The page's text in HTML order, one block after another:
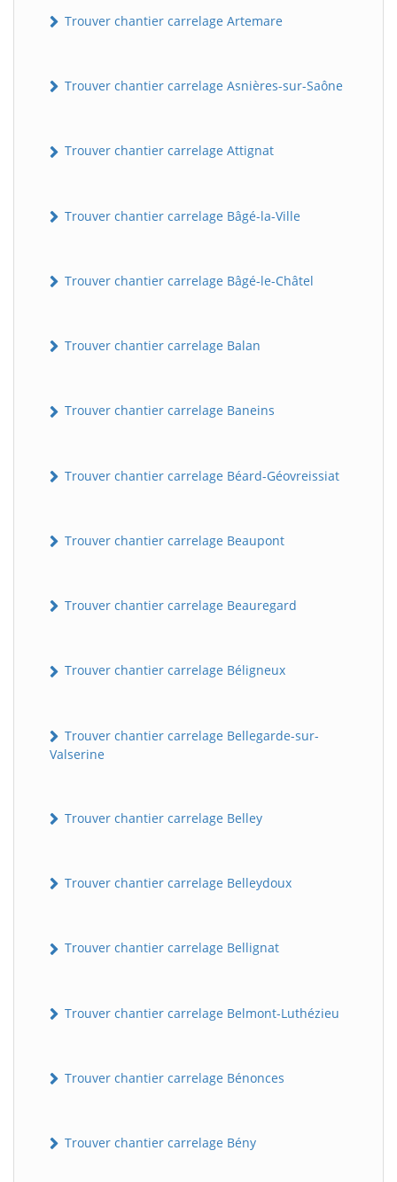
Trouver chantier carrelage Artemare
Trouver chantier carrelage Asnières-sur-Saône
Trouver chantier carrelage Attignat
Trouver chantier carrelage Bâgé-la-Ville
Trouver chantier carrelage Bâgé-le-Châtel
Trouver chantier carrelage Balan
Trouver chantier carrelage Baneins
Trouver chantier carrelage Béard-Géovreissiat
Trouver chantier carrelage Beaupont
Trouver chantier carrelage Beauregard
Trouver chantier carrelage Béligneux
Trouver chantier carrelage Bellegarde-sur-
Valserine
Trouver chantier carrelage Belley
Trouver chantier carrelage Belleydoux
Trouver chantier carrelage Bellignat
Trouver chantier carrelage Belmont-Luthézieu
Trouver chantier carrelage Bénonces
Trouver chantier carrelage Bény